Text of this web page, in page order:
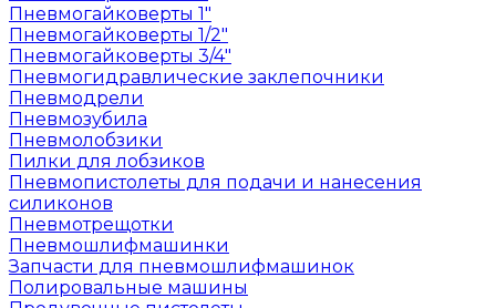
Пневмогайковерты 1"
Пневмогайковерты 1/2"
Пневмогайковерты 3/4"
Пневмогидравлические заклепочники
Пневмодрели
Пневмозубила
Пневмолобзики
Пилки для лобзиков
Пневмопистолеты для подачи и нанесения
силиконов
Пневмотрещотки
Пневмошлифмашинки
Запчасти для пневмошлифмашинок
Полировальные машины